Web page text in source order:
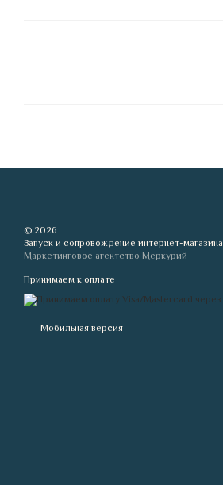
© 2026
Запуск и сопровождение интернет-магазина
Маркетинговое агентство Меркурий
Принимаем к оплате
Мобильная версия